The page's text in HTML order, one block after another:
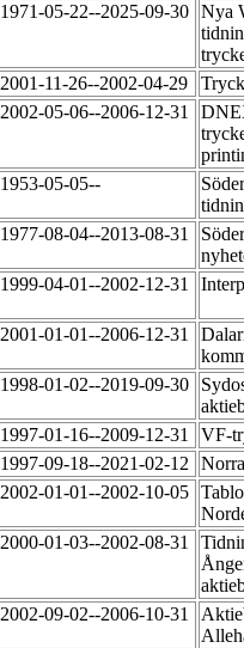
1971-05-22--2025-09-30 Nya
2001-11-26--2002-04-29
2002-05-06--2006-12-31
1953-05-05--
1977-08-04--2013-08-31
1999-04-01--2002-12-31
2001-01-01--2006-12-31
1998-01-02--2019-09-30
1997-01-16--2009-12-31
VF-
1997-09-18--2021-02-12
2002-01-01--2002-10-05
2000-01-03--2002-08-31
2002-09-02--2006-10-31